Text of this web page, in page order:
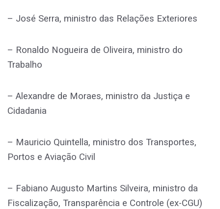
– José Serra, ministro das Relações Exteriores
– Ronaldo Nogueira de Oliveira, ministro do
Trabalho
– Alexandre de Moraes, ministro da Justiça e
Cidadania
– Mauricio Quintella, ministro dos Transportes,
Portos e Aviação Civil
– Fabiano Augusto Martins Silveira, ministro da
Fiscalização, Transparência e Controle (ex-CGU)